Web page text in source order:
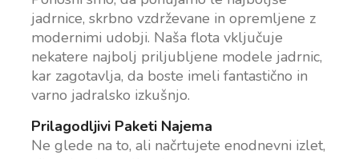
jadrnice, skrbno vzdrževane in opremljene z
modernimi udobji. Naša flota vključuje
nekatere najbolj priljubljene modele jadrnic,
kar zagotavlja, da boste imeli fantastično in
varno jadralsko izkušnjo.
Prilagodljivi Paketi Najema
Ne glede na to, ali načrtujete enodnevni izlet,